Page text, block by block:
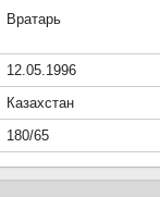
Вратарь
12.05.1996
Казахстан
180/65